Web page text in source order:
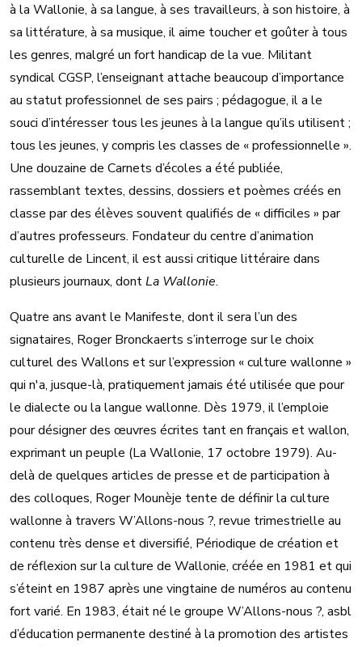
à la Wallonie, à sa langue, à ses travailleurs, à son histoire, à
sa littérature, à sa musique, il aime toucher et goûter à tous
les genres, malgré un fort handicap de la vue. Militant
syndical CGSP, l’enseignant attache beaucoup d’importance
au statut professionnel de ses pairs ; pédagogue, il a le
souci d’intéresser tous les jeunes à la langue qu’ils utilisent ;
tous les jeunes, y compris les classes de « professionnelle ».
Une douzaine de Carnets d’écoles a été publiée,
rassemblant textes, dessins, dossiers et poèmes créés en
classe par des élèves souvent qualifiés de « difficiles » par
d’autres professeurs. Fondateur du centre d’animation
culturelle de Lincent, il est aussi critique littéraire dans
plusieurs journaux, dontLa Wallonie.
Quatre ans avant le Manifeste, dont il sera l’un des
signataires, Roger Bronckaerts s’interroge sur le choix
culturel des Wallons et sur l’expression « culture wallonne »
qui n'a, jusque-là, pratiquement jamais été utilisée que pour
le dialecte ou la langue wallonne. Dès 1979, il l’emploie
pour désigner des œuvres écrites tant en français et wallon,
exprimant un peuple (La Wallonie, 17 octobre 1979). Au-
delà de quelques articles de presse et de participation à
des colloques, Roger Mounèje tente de définir la culture
wallonne à travers W’Allons-nous ?, revue trimestrielle au
contenu très dense et diversifié, Périodique de création et
de réflexion sur la culture de Wallonie, créée en 1981 et qui
s’éteint en 1987 après une vingtaine de numéros au contenu
fort varié. En 1983, était né le groupe W’Allons-nous ?, asbl
d’éducation permanente destiné à la promotion des artistes